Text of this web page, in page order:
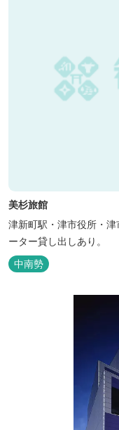
美杉旅館
津新町駅・津市役所・
ーター貸し出しあり。
中南勢